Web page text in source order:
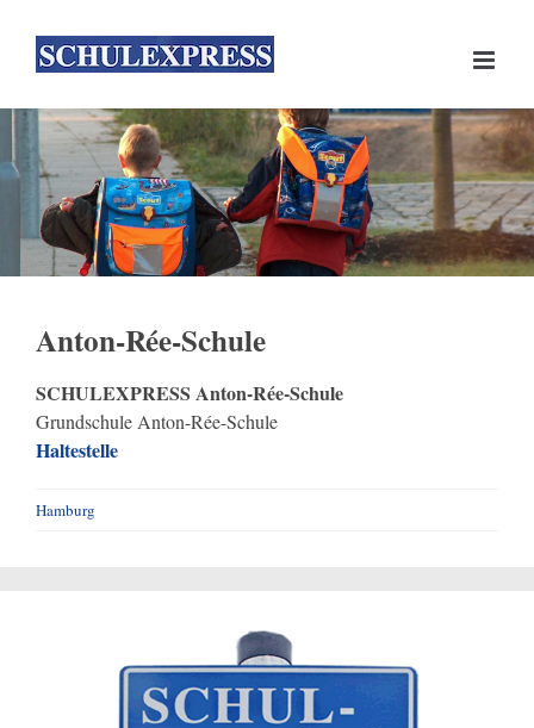
content
Anton-Rée-Schule
SCHULEXPRESS Anton-Rée-Schule
Grundschule Anton-Rée-Schule
Haltestelle
Hamburg